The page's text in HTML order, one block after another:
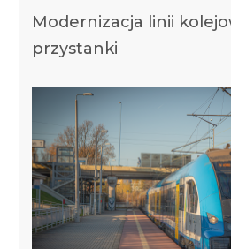
Modernizacja linii
przystanki